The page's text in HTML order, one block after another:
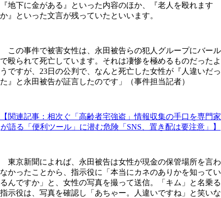
『地下に金がある』といった内容のほか、『老人を殴れます
か』といった文言が残っていたといいます。
この事件で被害女性は、永田被告らの犯人グループにバール
で殴られて死亡しています。それは凄惨を極めるものだったよ
うですが、23日の公判で、なんと死亡した女性が『人違いだっ
た』と永田被告が証言したのです」（事件担当記者）
【関連記事：相次ぐ「高齢者宅強盗」情報収集の手口を専門家
が語る「便利ツール」に潜む危険「SNS、置き配は要注意」】
東京新聞によれば、永田被告は女性が現金の保管場所を言わ
なかったことから、指示役に「本当にカネのありかを知ってい
るんですか」と、女性の写真を撮って送信。「キム」と名乗る
指示役は、写真を確認し「あちゃー。人違いですね」と笑いな